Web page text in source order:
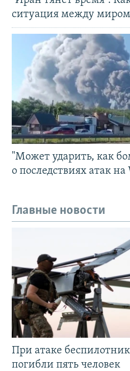
ситуация между
"Может ударить, как
о последствиях атак
Главные новости
При атаке
погибли пять человек